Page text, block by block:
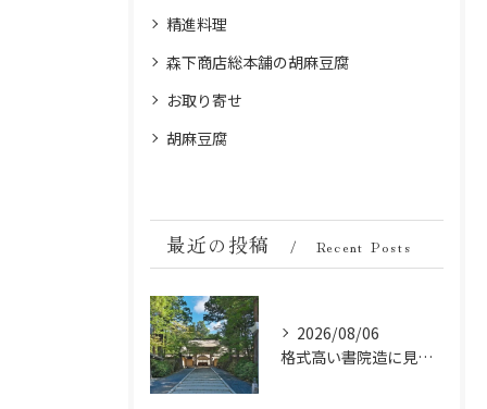
精進料理
森下商店総本舗の胡麻豆腐
お取り寄せ
胡麻豆腐
最近の投稿 Recent Posts
2026/08/06
格式高い書院造に見る金剛峯寺の中世から近世への変遷